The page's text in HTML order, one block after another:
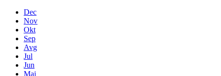
Dec
Nov
Okt
Sep
Avg
Jul
Jun
Maj